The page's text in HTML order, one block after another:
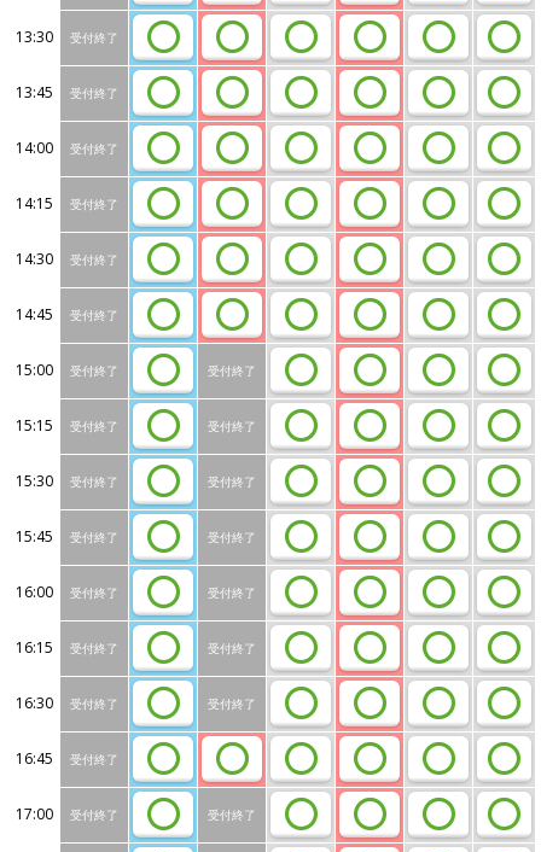
13:30 受付終了
13:45 受付終了
14:00 受付終了
14:15 受付終了
14:30 受付終了
14:45 受付終了
15:00 受付終了 受付終了
15:15 受付終了 受付終了
15:30 受付終了 受付終了
15:45 受付終了 受付終了
16:00 受付終了 受付終了
16:15 受付終了 受付終了
16:30 受付終了 受付終了
16:45 受付終了
17:00 受付終了 受付終了